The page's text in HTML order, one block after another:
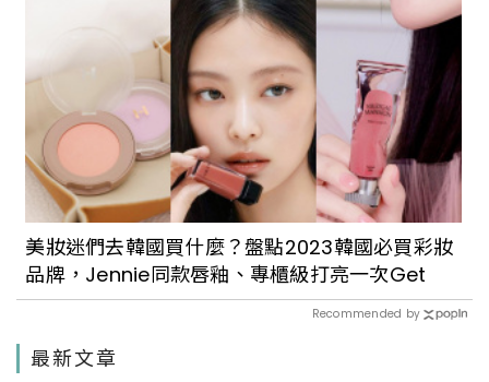
美妝迷們去韓國買什麼？盤點2023韓國必買彩妝
品牌，Jennie同款唇釉、專櫃級打亮一次Get
Recommended by
最新文章